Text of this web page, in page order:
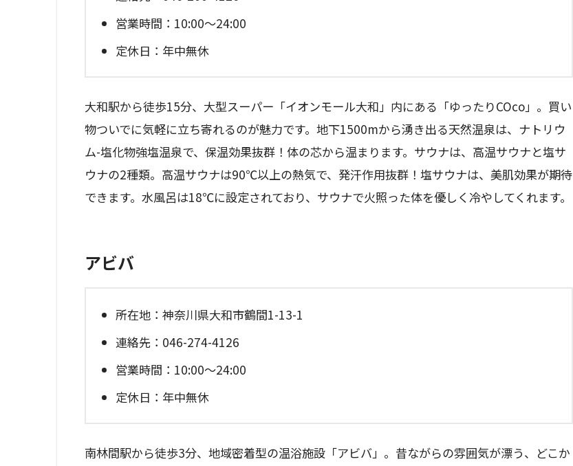
営業時間：10:00～24:00
定休日：年中無休
大和駅から徒歩15分、大型スーパー「イオンモール大和」内にある「ゆったりCOco」。買い
物ついでに気軽に立ち寄れるのが魅力です。地下1500mから湧き出る天然温泉は、ナトリウ
ム-塩化物強塩温泉で、保温効果抜群！体の芯から温まります。サウナは、高温サウナと塩サ
ウナの2種類。高温サウナは90℃以上の熱気で、発汗作用抜群！塩サウナは、美肌効果が期待
できます。水風呂は18℃に設定されており、サウナで火照った体を優しく冷やしてくれます。
アビバ
所在地：神奈川県大和市鶴間1-13-1
連絡先：046-274-4126
営業時間：10:00～24:00
定休日：年中無休
南林間駅から徒歩3分、地域密着型の温浴施設「アビバ」。昔ながらの雰囲気が漂う、どこか